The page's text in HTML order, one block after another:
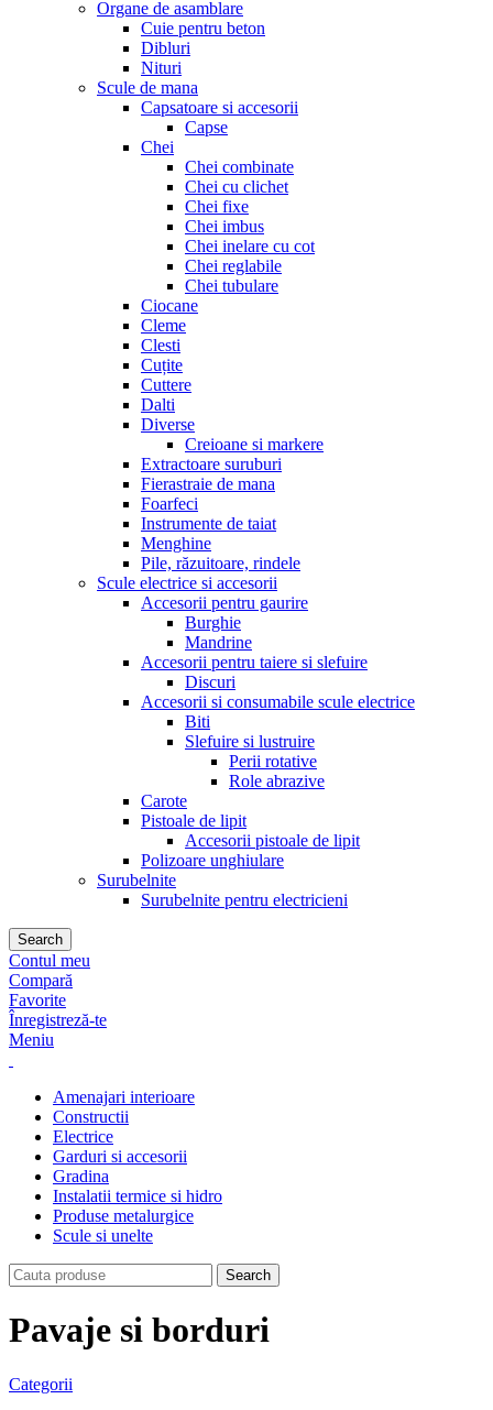
Organe de asamblare
Cuie pentru beton
Dibluri
Nituri
Scule de mana
Capsatoare si accesorii
Capse
Chei
Chei combinate
Chei cu clichet
Chei fixe
Chei imbus
Chei inelare cu cot
Chei reglabile
Chei tubulare
Ciocane
Cleme
Clesti
Cuțite
Cuttere
Dalti
Diverse
Creioane si markere
Extractoare suruburi
Fierastraie de mana
Foarfeci
Instrumente de taiat
Menghine
Pile, răzuitoare, rindele
Scule electrice si accesorii
Accesorii pentru gaurire
Burghie
Mandrine
Accesorii pentru taiere si slefuire
Discuri
Accesorii si consumabile scule electrice
Biti
Slefuire si lustruire
Perii rotative
Role abrazive
Carote
Pistoale de lipit
Accesorii pistoale de lipit
Polizoare unghiulare
Surubelnite
Surubelnite pentru electricieni
Search
Contul meu
Compară
Favorite
Înregistreză-te
Meniu
Amenajari interioare
Constructii
Electrice
Garduri si accesorii
Gradina
Instalatii termice si hidro
Produse metalurgice
Scule si unelte
Search
Pavaje si borduri
Categorii